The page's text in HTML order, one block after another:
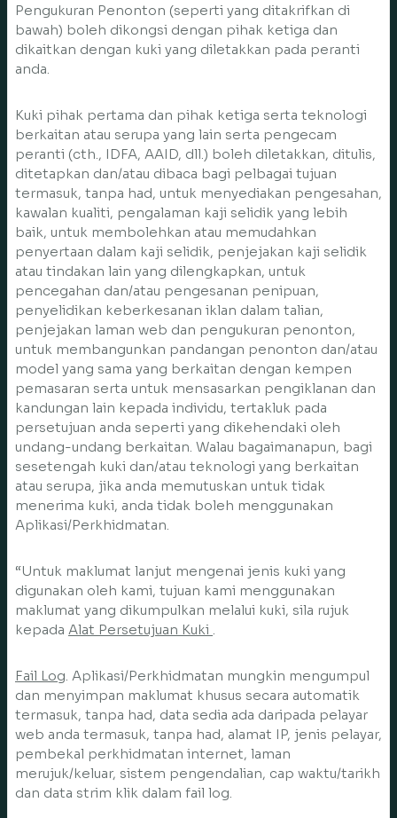
Pengukuran Penonton (seperti yang ditakrifkan di
bawah) boleh dikongsi dengan pihak ketiga dan
dikaitkan dengan kuki yang diletakkan pada peranti
anda.
Kuki pihak pertama dan pihak ketiga serta teknologi
berkaitan atau serupa yang lain serta pengecam
peranti (cth., IDFA, AAID, dll.) boleh diletakkan, ditulis,
ditetapkan dan/atau dibaca bagi pelbagai tujuan
termasuk, tanpa had, untuk menyediakan pengesahan,
kawalan kualiti, pengalaman kaji selidik yang lebih
baik, untuk membolehkan atau memudahkan
penyertaan dalam kaji selidik, penjejakan kaji selidik
atau tindakan lain yang dilengkapkan, untuk
pencegahan dan/atau pengesanan penipuan,
penyelidikan keberkesanan iklan dalam talian,
penjejakan laman web dan pengukuran penonton,
untuk membangunkan pandangan penonton dan/atau
model yang sama yang berkaitan dengan kempen
pemasaran serta untuk mensasarkan pengiklanan dan
kandungan lain kepada individu, tertakluk pada
persetujuan anda seperti yang dikehendaki oleh
undang-undang berkaitan. Walau bagaimanapun, bagi
sesetengah kuki dan/atau teknologi yang berkaitan
atau serupa, jika anda memutuskan untuk tidak
menerima kuki, anda tidak boleh menggunakan
Aplikasi/Perkhidmatan.
“Untuk maklumat lanjut mengenai jenis kuki yang
digunakan oleh kami, tujuan kami menggunakan
maklumat yang dikumpulkan melalui kuki, sila rujuk
kepada Alat Persetujuan Kuki .
Fail Log. Aplikasi/Perkhidmatan mungkin mengumpul
dan menyimpan maklumat khusus secara automatik
termasuk, tanpa had, data sedia ada daripada pelayar
web anda termasuk, tanpa had, alamat IP, jenis pelayar,
pembekal perkhidmatan internet, laman
merujuk/keluar, sistem pengendalian, cap waktu/tarikh
dan data strim klik dalam fail log.